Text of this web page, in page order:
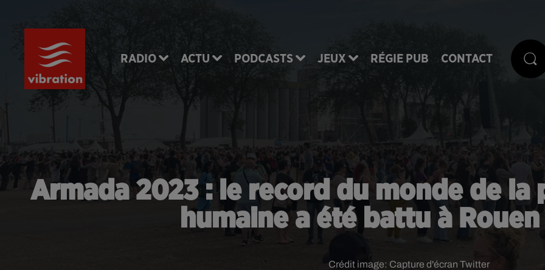
RADIO ACTU PODCASTS JEUX RÉGIE PUB CONTACT
Armada 2023 : le record du monde de la
humaine a été battu à
Crédit image: Capture d'écran Twitter